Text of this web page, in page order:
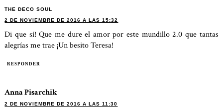
THE DECO SOUL
2 DE NOVIEMBRE DE 2016 A LAS 15:32
Di que sí! Que me dure el amor por este mundillo 2.0 que tantas
alegrías me trae ¡Un besito Teresa!
RESPONDER
Anna Pisarchik
2 DE NOVIEMBRE DE 2016 A LAS 11:30